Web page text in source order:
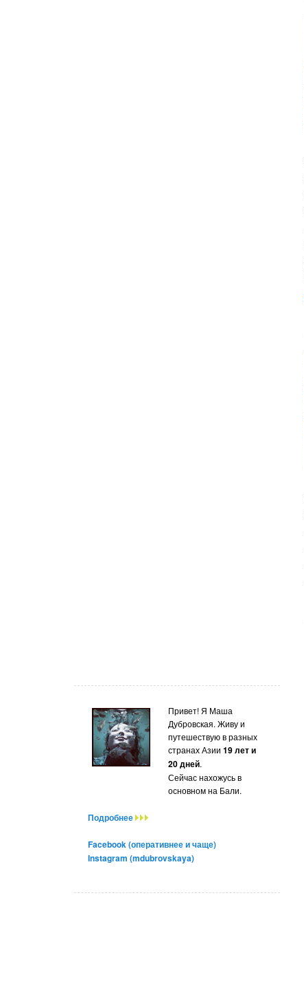
Привет! Я Маша
Дубровская. Живу и
путешествую в разных
странах Азии 19 лет и
20 дней.
Сейчас нахожусь в
основном на Бали.
Подробнее
Facebook (оперативнее и чаще)
Instagram (mdubrovskaya)